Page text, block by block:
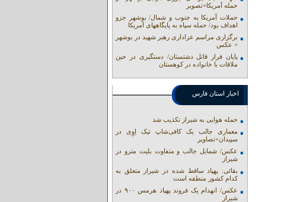
حمله آمریکا+تصویر
حملات آمریکا به جنوب و شمال/ بوشهر جزو
اهداف بود/ حمله سپاه به پایگاههای آمریکا
برگزاری مراسم عزاداری رهبر شهید در بوشهر
+ عکس
پایان فرار قاتل دشتستان/ دستگیری در حین
ملاقات با خانواده در کوهستان
اخبار استان فارس
حمله هوایی به شیراز تکذیب شد
معماری جالب یک کافی‌شاپ تیک اِوِی در
سپیدان+تصاویر
عکس/ شمایل جالب و متفاوت بلیت مترو در
شیراز
بقائی: پهپاد ساقط شده در شیراز متعلق به
کدام کشور منطقه است
عکس/ انهدام یک فروند پهپاد هرمس ۹۰۰ در
شیراز